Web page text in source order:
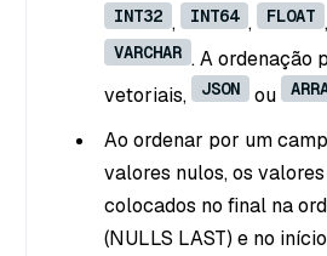
INT32 , INT64 , FLOAT ,
VARCHAR . A ordenação
vetoriais,
JSON ou
Ao ordenar por um
valores nulos, os
colocados no final na
(NULLS LAST) e no